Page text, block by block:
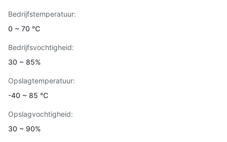
Bedrijfstemperatuur:
0 ~ 70 ℃
Bedrijfsvochtigheid:
30 ~ 85%
Opslagtemperatuur:
-40 ~ 85 ℃
Opslagvochtigheid:
30 ~ 90%